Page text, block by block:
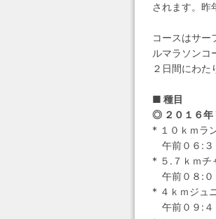
されます。昨
コースはサー
ルマラソンコ
２日間にわた
■ 種目
◎ ２０１６年
* １０ｋｍラ
午前０６:
* ５.７ｋｍチ
午前０８:
* ４ｋｍジュ
午前０９: